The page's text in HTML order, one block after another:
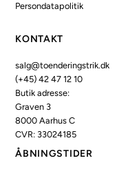
Persondatapolitik
KONTAKT
salg@toenderingstrik.dk
(+45) 42 47 12 10
Butik adresse:
Graven 3
8000 Aarhus C
CVR: 33024185
ÅBNINGSTIDER